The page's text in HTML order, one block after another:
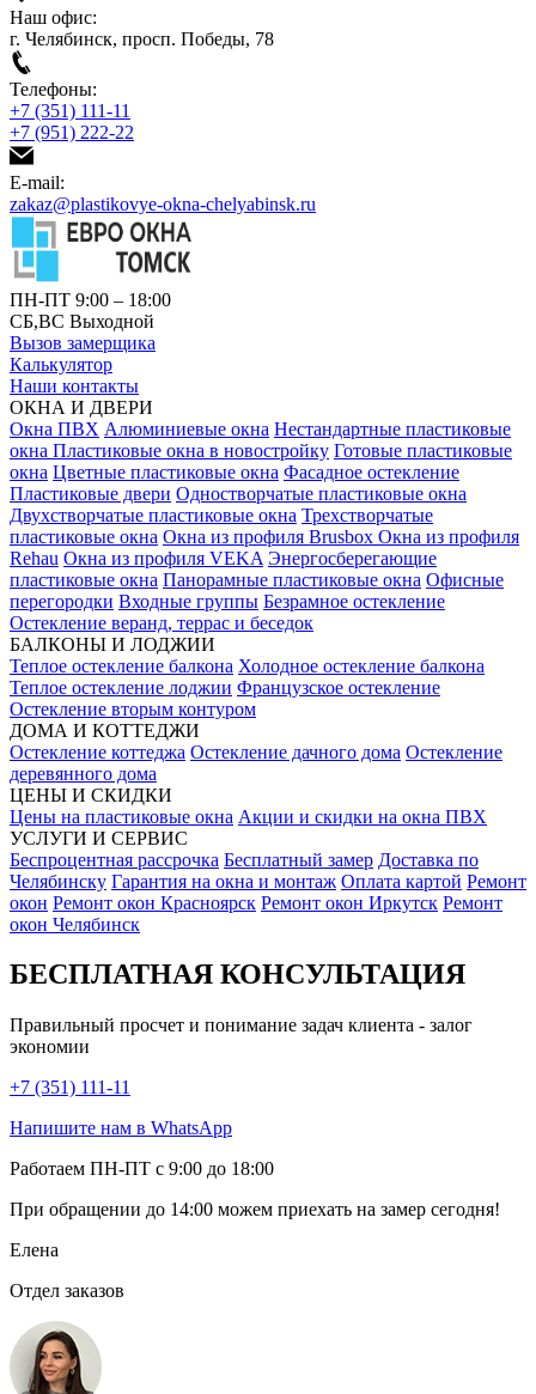
Наш офис:
г. Челябинск, просп. Победы, 78
Телефоны:
+7 (351) 111-11
+7 (951) 222-22
E-mail:
zakaz@plastikovye-okna-chelyabinsk.ru
ПН-ПТ 9:00 – 18:00
СБ,ВС Выходной
Вызов замерщика
Калькулятор
Наши контакты
ОКНА И ДВЕРИ
Окна ПВХ Алюминиевые окна Нестандартные пластиковые
окна Пластиковые окна в новостройку Готовые пластиковые
окна Цветные пластиковые окна Фасадное остекление
Пластиковые двери Одностворчатые пластиковые окна
Двухстворчатые пластиковые окна Трехстворчатые
пластиковые окна Окна из профиля Brusbox Окна из профиля
Rehau Окна из профиля VEKA Энергосберегающие
пластиковые окна Панорамные пластиковые окна Офисные
перегородки Входные группы Безрамное остекление
Остекление веранд, террас и беседок
БАЛКОНЫ И ЛОДЖИИ
Теплое остекление балкона Холодное остекление балкона
Теплое остекление лоджии Французское остекление
Остекление вторым контуром
ДОМА И КОТТЕДЖИ
Остекление коттеджа Остекление дачного дома Остекление
деревянного дома
ЦЕНЫ И СКИДКИ
Цены на пластиковые окна Акции и скидки на окна ПВХ
УСЛУГИ И СЕРВИС
Беспроцентная рассрочка Бесплатный замер Доставка по
Челябинску Гарантия на окна и монтаж Оплата картой Ремонт
окон Ремонт окон Красноярск Ремонт окон Иркутск Ремонт
окон Челябинск
БЕСПЛАТНАЯ КОНСУЛЬТАЦИЯ
Правильный просчет и понимание задач клиента - залог
экономии
+7 (351) 111-11
Напишите нам в WhatsApp
Работаем ПН-ПТ с 9:00 до 18:00
При обращении до 14:00 можем приехать на замер сегодня!
Елена
Отдел заказов